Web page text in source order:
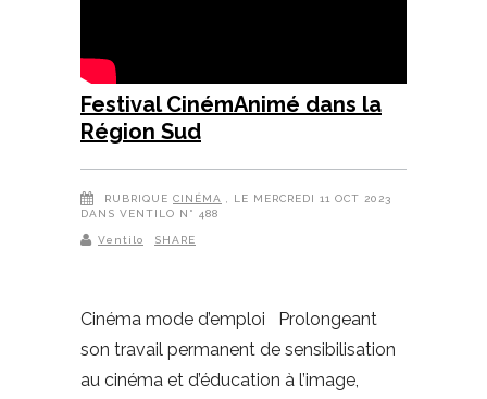
Festival CinémAnimé dans la
Région Sud
RUBRIQUE CINÉMA
, LE MERCREDI 11 OCT 2023
DANS VENTILO N° 488
Ventilo SHARE
Cinéma mode d’emploi Prolongeant
son travail permanent de sensibilisation
au cinéma et d’éducation à l’image,